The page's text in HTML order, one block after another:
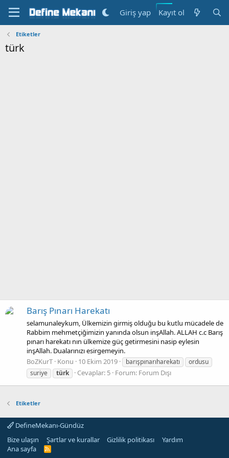
Giriş yap Kayıt ol
Etiketler
türk
Barış Pınarı Harekatı
selamunaleykum, Ülkemizin girmiş olduğu bu kutlu mücadele de
Rabbim mehmetçiğimizin yanında olsun inşAllah. ALLAH c.c Barış
pınarı harekatı nın ülkemize güç getirmesini nasip eylesin
inşAllah. Dualarınızı esirgemeyin.
BoZKurT Konu 10 Ekim 2019 barışpınarıharekatı
ordusu
suriye
türk Cevaplar: 5 Forum: Forum Dışı
Etiketler
DefineMekanı-Gündüz
Bize ulaşın
Şartlar ve kurallar Gizlilik politikası
Yardım
Ana sayfa
R
S